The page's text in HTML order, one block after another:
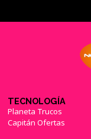
TECNOLOGÍA
Planeta Trucos
Capitán Ofertas